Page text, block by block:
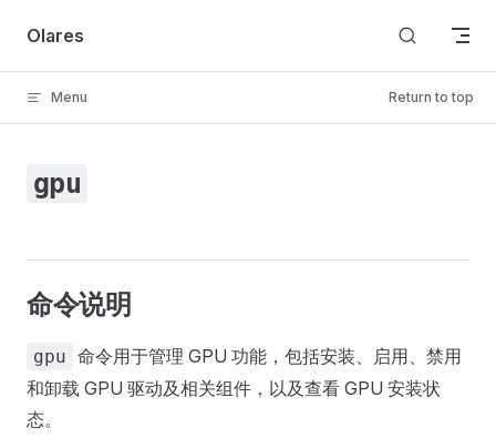
Skip to content
Olares
Menu Return to top
gpu
命令说明
gpu 命令用于管理 GPU 功能，包括安装、启用、禁用
和卸载 GPU 驱动及相关组件，以及查看 GPU 安装状
态。